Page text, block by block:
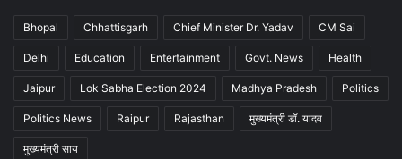
Bhopal Chhattisgarh Chief Minister Dr. Yadav CM Sai
Delhi Education Entertainment Govt. News Health
Jaipur Lok Sabha Election 2024 Madhya Pradesh Politics
Politics News Raipur Rajasthan मुख्यमंत्री डॉ. यादव
मुख्यमंत्री साय